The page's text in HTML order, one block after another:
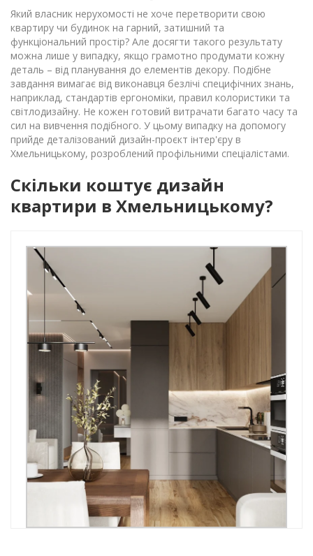
Який власник нерухомості не хоче перетворити свою
квартиру чи будинок на гарний, затишний та
функціональний простір? Але досягти такого результату
можна лише у випадку, якщо грамотно продумати кожну
деталь – від планування до елементів декору. Подібне
завдання вимагає від виконавця безлічі специфічних знань,
наприклад, стандартів ергономіки, правил колористики та
світлодизайну. Не кожен готовий витрачати багато часу та
сил на вивчення подібного. У цьому випадку на допомогу
прийде деталізований дизайн-проєкт інтер'єру в
Хмельницькому, розроблений профільними спеціалістами.
Скільки коштує дизайн
квартири в Хмельницькому?